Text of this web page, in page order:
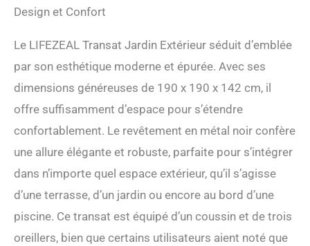
pièces pour 4 personnes
ronde dont le plateau est
réglable en hauteur. 🌷
【CANAPE-LIT ROBUSTE】
Le canapé-lit double peut
supporter jusq u'à 360 kg.
Le lit en rotin PE est doté
d'un cadre métallique
robuste. Le clip de fixation
assure la stabilité du lit. Le
décoloration. 🌷【COUSSIN
CONFORTABLE】Le salon
Design et Confort
Le LIFEZEAL Transat Jardin Extérieur séduit d’emblée
par son esthétique moderne et épurée. Avec ses
dimensions généreuses de 190 x 190 x 142 cm, il
offre suffisamment d’espace pour s’étendre
confortablement. Le revêtement en métal noir confère
une allure élégante et robuste, parfaite pour s’intégrer
dans n’importe quel espace extérieur, qu’il s’agisse
d’une terrasse, d’un jardin ou encore au bord d’une
piscine. Ce transat est équipé d’un coussin et de trois
oreillers, bien que certains utilisateurs aient noté que